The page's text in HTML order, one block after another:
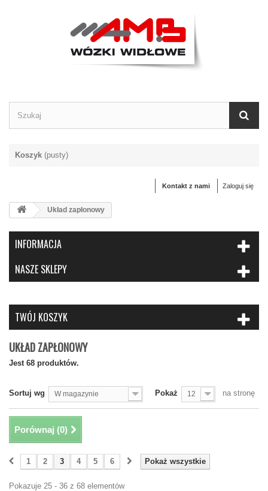
Koszyk (pusty)
Zaloguj się
Kontakt z nami
Układ zapłonowy
INFORMACJA
NASZE SKLEPY
TWÓJ KOSZYK
UKŁAD ZAPŁONOWY
Jest 68 produktów.
Sortuj wg W magazynie Pokaż 12 na stronę
Porównaj (0)
Pokaż wszystkie
1 2 3 4 5 6
Pokazuje 25 - 36 z 68 elementów